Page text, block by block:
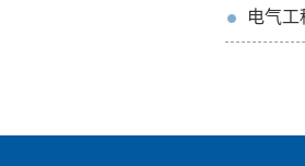
电气